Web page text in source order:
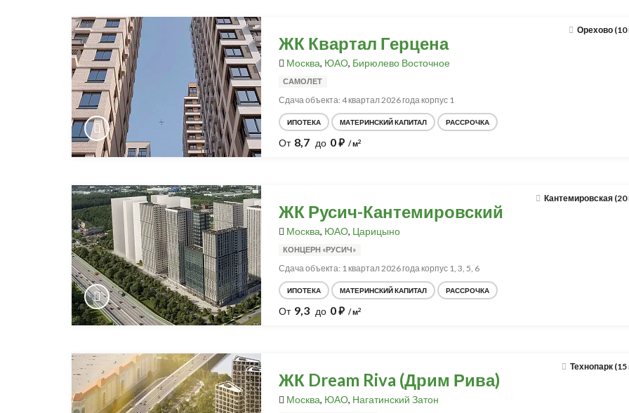
Орехово (10
ЖК Квартал Герцена
Москва, ЮАО, Бирюлево Восточное
САМОЛЕТ
Сдача объекта: 4 квартал 2026 года корпус 1
ИПОТЕКА МАТЕРИНСКИЙ КАПИТАЛ РАССРОЧКА
От 8,7 до 0⃏ / м2
Кантемировская
ЖК Русич-Кантемировский
Москва, ЮАО, Царицыно
КОНЦЕРН «РУСИЧ»
Сдача объекта: 1 квартал 2026 года корпус 1, 3, 5, 6
ИПОТЕКА МАТЕРИНСКИЙ КАПИТАЛ РАССРОЧКА
От 9,3 до 0⃏ / м2
Технопарк
ЖК Dream Riva (Дрим Рива)
Москва, ЮАО, Нагатинский Затон